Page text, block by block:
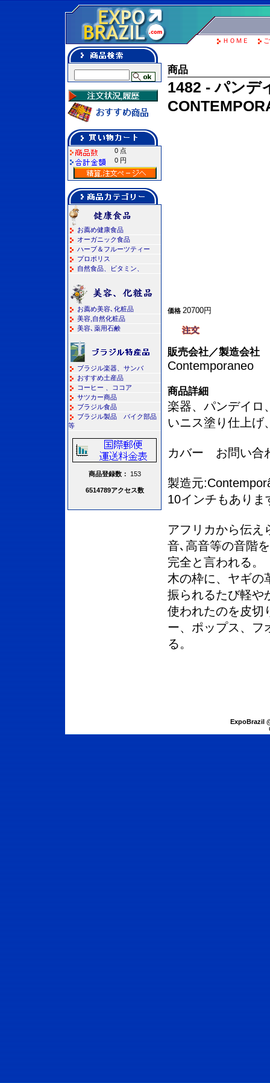
ＨＯＭＥ
0 点
0 円
お薦め健康食品
オーガニック食品
ハーブ＆フルーツティー
プロポリス
自然食品、ビタミン、
お薦め美容､化粧品
美容,自然化粧品
美容､薬用石鹸
ブラジル楽器、サンバ
おすすめ土産品
コーヒー 、ココア
サツカー商品
ブラジル食品
ブラジル製品 バイク部品
等
商品登録数： 153
6514789アクセス数
商品
1482 - パン
価格 20700円
販売会社／製造会社
Contemporaneo
商品詳細
楽器、パンデイロ
いニス塗り仕上げ
カバー お問い合
製造元
10インチもありま
アフリカから伝え
音､高音等の音階
完全と言われる。
木の枠に、ヤギの
振られるたび軽や
使われたのを皮切
ー、ポップス、フ
る。
ExpoBrazil